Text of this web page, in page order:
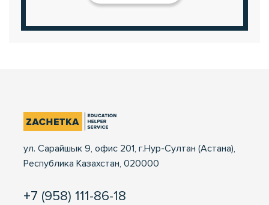
ул. Сарайшык 9, офис 201, г.Нур-Султан (Астана),
Республика Казахстан, 020000
+7 (958) 111-86-18